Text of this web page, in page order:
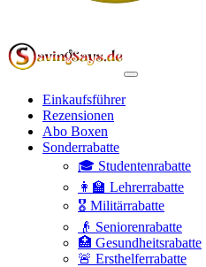
Einkaufsführer
Rezensionen
Abo Boxen
Sonderrabatte
🎓 Studentenrabatte
👩‍🏫 Lehrerrabatte
🎖️ Militärrabatte
👴 Seniorenrabatte
🏥 Gesundheitsrabatte
🚨 Ersthelferrabatte